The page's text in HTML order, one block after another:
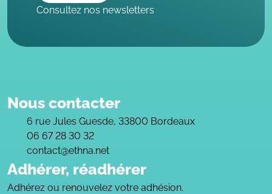
Consultez nos newsletters
Nous contacter
6 rue Jules Guesde, 33800 Bordeaux
06 67 28 30 32
contact@ethna.net
Adhérer, réadhérer
Adhérez ou renouvelez votre adhésion.